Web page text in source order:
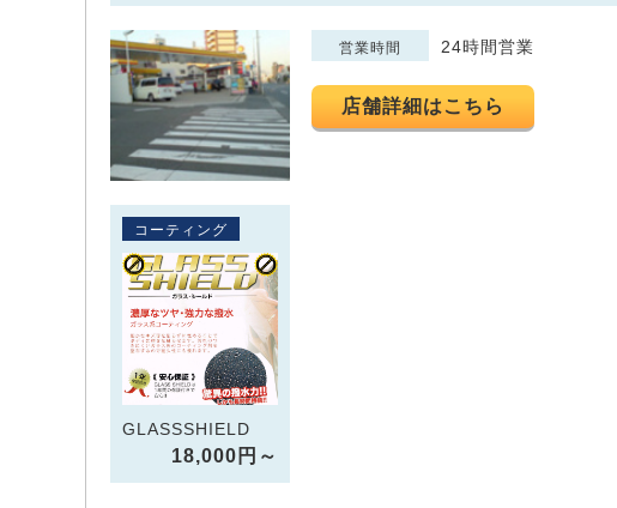
営業時間 24時間営業
店舗詳細はこちら
コーティング
GLASSSHIELD
18,000円～